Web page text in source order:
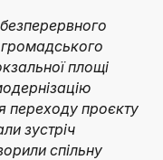
громадського
площі
переходу проєкту
зустріч
спільну